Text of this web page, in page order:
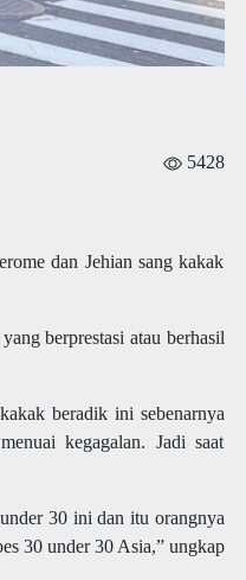
5428
dan Jehian sang kakak
berprestasi atau berhasil
beradik ini sebenarnya
kegagalan. Jadi saat
30 ini dan itu orangnya
30 under 30 Asia,” ungkap